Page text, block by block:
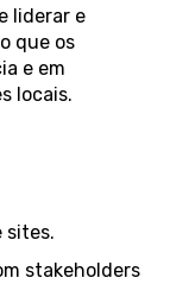
liderar e
que os
e em
locais.
sites.
stakeholders